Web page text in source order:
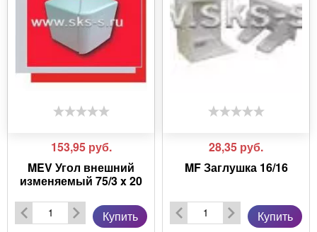
153,95 руб.
MEV Угол внешний
изменяемый 75/3 x 20
Купить
28,35 руб.
MF Заглушка 16/16
Купить